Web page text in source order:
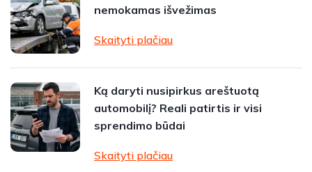
nemokamas išvežimas
Skaityti plačiau
Ką daryti nusipirkus areštuotą
automobilį? Reali patirtis ir visi
sprendimo būdai
Skaityti plačiau